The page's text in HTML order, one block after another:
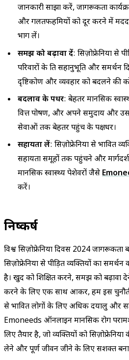
जानकारी साझा करें, जागरूकता
और गलतफहमियों को दूर करने में
भाग लें।
समझ को बढ़ावा दें: सिज़ोफ्रेनिया से
परिवारों के प्रति सहानुभूति और
दृष्टिकोण और व्यवहार को बदलने की
बदलाव के पक्षधर: बेहतर मानसिक
वित्त पोषण, और अपने समुदाय और
सेवाओं तक बेहतर पहुंच के पक्षधर।
सहायता लें: सिज़ोफ्रेनिया से प्रभावित
सहायता समूहों तक पहुंचने और
मानसिक स्वास्थ्य पेशेवरों जैसे
करें।
निष्कर्ष
विश्व सिज़ोफ्रेनिया दिवस 2024
सिज़ोफ्रेनिया से पीड़ित व्यक्तियों का
है। खुद को शिक्षित करने, समझ को
करने के लिए एक साथ आकर, हम इस
से प्रभावित लोगों के लिए अधिक दयालु
Emoneeds ऑनलाइन मानसिक रोग
लिए तैयार है, जो व्यक्तियों को
लेने और पूर्ण जीवन जीने के लिए सशक्त